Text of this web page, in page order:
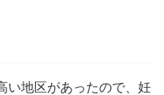
地区があったので、妊